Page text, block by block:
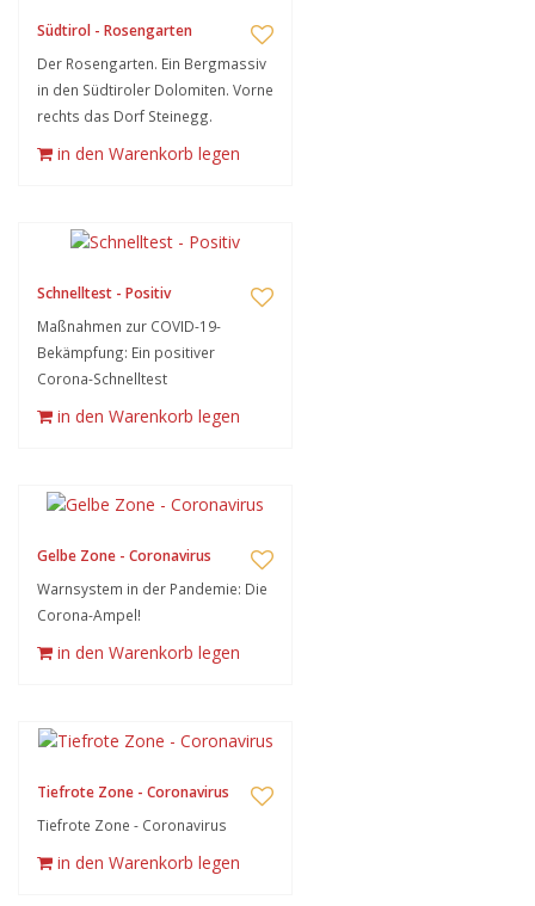
Südtirol - Rosengarten
Der Rosengarten. Ein Bergmassiv
in den Südtiroler Dolomiten. Vorne
rechts das Dorf Steinegg.
in den Warenkorb legen
Schnelltest - Positiv
Maßnahmen zur COVID-19-
Bekämpfung: Ein positiver
Corona-Schnelltest
in den Warenkorb legen
Gelbe Zone - Coronavirus
Warnsystem in der Pandemie: Die
Corona-Ampel!
in den Warenkorb legen
Tiefrote Zone - Coronavirus
Tiefrote Zone - Coronavirus
in den Warenkorb legen